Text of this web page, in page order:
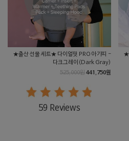
★출산 선물 세트★ 다이얼핏 PRO 아기띠 -
다크그레이(Dark Gray)
525,000원441,750원
59 Reviews
★